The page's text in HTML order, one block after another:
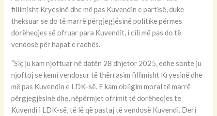
fillimisht Kryesinë dhe më pas Kuvendin e partisë, duke
theksuar se do të marrë përgjegjësinë politike përmes
dorëheqjes së ofruar para Kuvendit, i cili më pas do të
vendosë për hapat e radhës.
“Siç ju kam njoftuar në datën 28 dhjetor 2025, edhe sonte ju
njoftoj se kemi vendosur të thërrasim fillimisht Kryesinë dhe
më pas Kuvendin e LDK-së. E kam obligim moral të marrë
përgjegjësinë dhe, nëpërmjet ofrimit të dorëheqjes te
Kuvendi i LDK-së, të lë që pastaj të vendosë Kuvendi. Deri